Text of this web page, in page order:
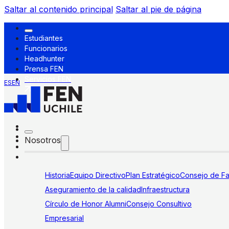
Saltar al contenido principal Saltar al pie de página
Estudiantes
Funcionarios
Headhunter
Prensa FEN
ESEN
Nosotros
HistoriaEquipo DirectivoPlan EstratégicoConsejo de
Aseguramiento de la calidadInfraestructura
Círculo de Honor AlumniConsejo Consultivo
Empresarial